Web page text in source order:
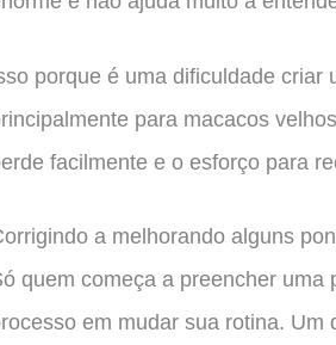
porque é uma dificuldade criar
para macacos
facilmente e o esforço para
a melhorando alguns
quem começa a preencher
em mudar sua rotina.